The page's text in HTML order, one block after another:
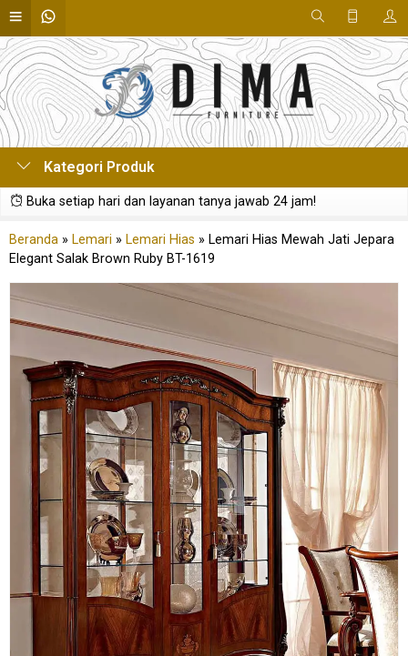
Kategori Produk
Buka setiap hari dan layanan tanya jawab 24 jam!
Beranda » Lemari » Lemari Hias » Lemari Hias Mewah Jati Jepara
Elegant Salak Brown Ruby BT-1619